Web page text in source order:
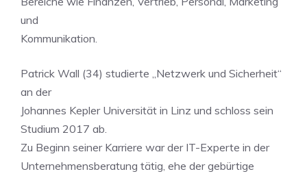
und
Kommunikation.
Patrick Wall (34) studierte „Netzwerk und Sicherheit“
an der
Johannes Kepler Universität in Linz und schloss sein
Studium 2017 ab.
Zu Beginn seiner Karriere war der IT-Experte in der
Unternehmensberatung tätig, ehe der gebürtige